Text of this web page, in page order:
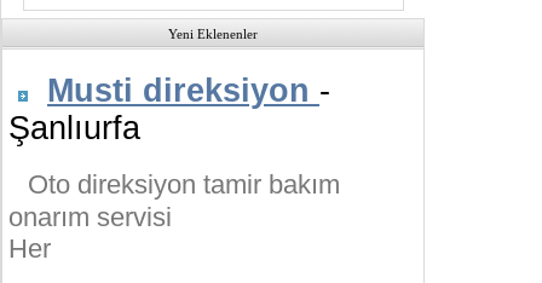
Yeni Eklenenler
Musti direksiyon -
Şanlıurfa
Oto direksiyon tamir bakım
onarım servisi
Her